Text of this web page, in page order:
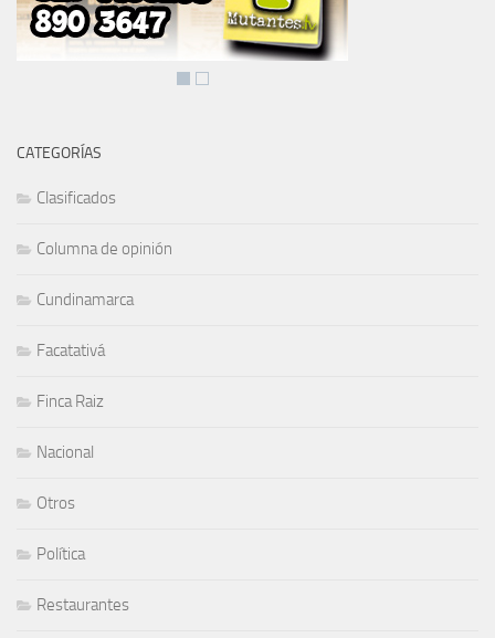
CATEGORÍAS
Clasificados
Columna de opinión
Cundinamarca
Facatativá
Finca Raiz
Nacional
Otros
Política
Restaurantes